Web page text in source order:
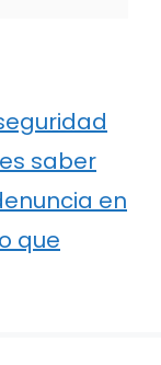
saber
en
que